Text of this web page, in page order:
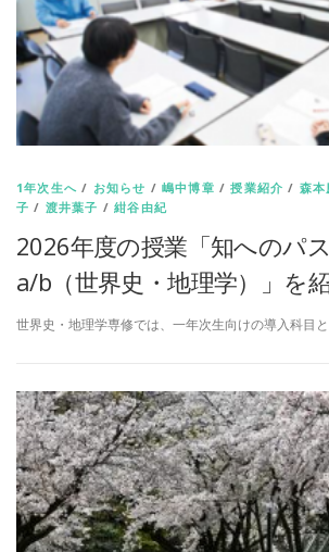
1年次生へ / お知らせ /嶋中博章 /授業紹介 / 森本
子 / 渡井葉子 /紺谷由紀
2026年度の授業「知へのパ
a/b（世界史・地理学）」を
世界史・地理学専修では、一年次生向けの導入科目